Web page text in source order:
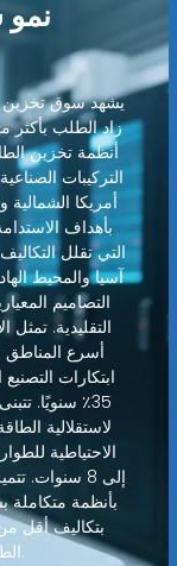
يشهد سوق تخزين
التركيبات
بأهداف
التقليدية.
ابتكارات
35٪ سنويًا.
لاستقلالية
إلى 8 سنوات.
الطاقة الكاملة للمشاريع الصناعية.